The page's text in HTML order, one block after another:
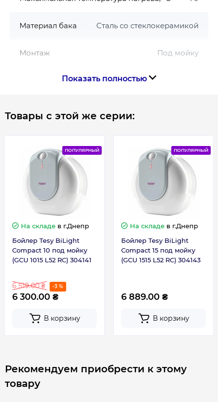
Материал бака Сталь со стеклокерамикой
Монтаж Под мойку
Мощность, Вт
Особенности Под мойку
Рабочее давление, бар
Размер подключения
Регулятор
температуры
Внешний (на
корпусе)
Серия
Управление Механическое
Показать полностью
Товары с этой же серии:
ПОПУЛЯРНЫЙ
На складе в г.Днепр
Бойлер Tesy BiLight
Compact 10 под мойку
(GCU 1015 L52 RC) 304141
6 519.00 ₴ -3 %
6 300.00 ₴
В корзину
ПОПУЛЯРНЫЙ
На складе в г.Днепр
Бойлер Tesy BiLight
Compact 15 под мойку
(GCU 1515 L52 RC) 304143
6 889.00 ₴
В корзину
Рекомендуем приобрести к этому
товару